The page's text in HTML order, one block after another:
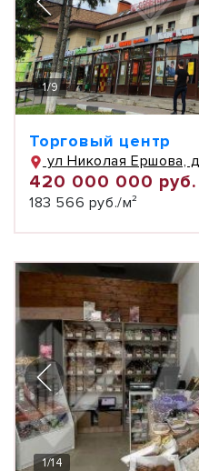
1/9
Торговый центр
ул Николая Ершова,
420 000 000 руб.
183 566 руб./м²
1/14